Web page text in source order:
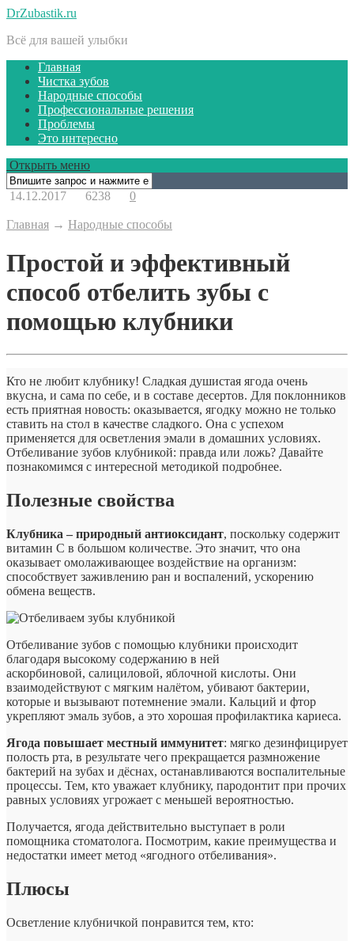
DrZubastik.ru
Всё для вашей улыбки
Главная
Чистка зубов
Народные способы
Профессиональные решения
Проблемы
Это интересно
Открыть меню
14.12.2017 6238 0
Главная → Народные способы
Простой и эффективный
способ отбелить зубы с
помощью клубники
Кто не любит клубнику! Сладкая душистая ягода очень
вкусна, и сама по себе, и в составе десертов. Для поклонников
есть приятная новость: оказывается, ягодку можно не только
ставить на стол в качестве сладкого. Она с успехом
применяется для осветления эмали в домашних условиях.
Отбеливание зубов клубникой: правда или ложь? Давайте
познакомимся с интересной методикой подробнее.
Полезные свойства
Клубника – природный антиоксидант, поскольку содержит
витамин С в большом количестве. Это значит, что она
оказывает омолаживающее воздействие на организм:
способствует заживлению ран и воспалений, ускорению
обмена веществ.
Отбеливание зубов с помощью клубники происходит
благодаря высокому содержанию в ней
аскорбиновой, салициловой, яблочной кислоты. Они
взаимодействуют с мягким налётом, убивают бактерии,
которые и вызывают потемнение эмали. Кальций и фтор
укрепляют эмаль зубов, а это хорошая профилактика кариеса.
Ягода повышает местный иммунитет: мягко дезинфицирует
полость рта, в результате чего прекращается размножение
бактерий на зубах и дёснах, останавливаются воспалительные
процессы. Тем, кто уважает клубнику, пародонтит при прочих
равных условиях угрожает с меньшей вероятностью.
Получается, ягода действительно выступает в роли
помощника стоматолога. Посмотрим, какие преимущества и
недостатки имеет метод «ягодного отбеливания».
Плюсы
Осветление клубничкой понравится тем, кто: